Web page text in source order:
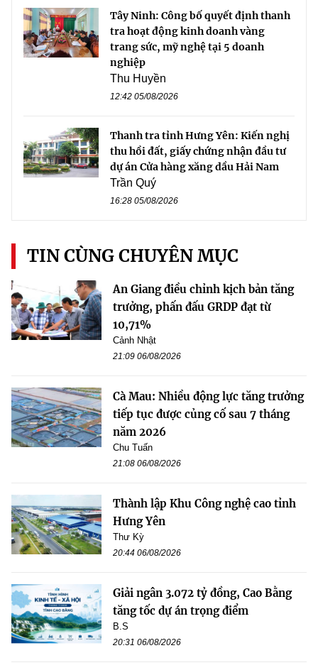
Tây Ninh: Công bố quyết định thanh
tra hoạt động kinh doanh vàng
trang sức, mỹ nghệ tại 5 doanh
nghiệp
Thu Huyền
12:42 05/08/2026
Thanh tra tỉnh Hưng Yên: Kiến nghị
thu hồi đất, giấy chứng nhận đầu tư
dự án Cửa hàng xăng dầu Hải Nam
Trần Quý
16:28 05/08/2026
TIN CÙNG CHUYÊN MỤC
An Giang điều chỉnh kịch bản tăng
trưởng, phấn đấu GRDP đạt từ
10,71%
Cảnh Nhật
21:09 06/08/2026
Cà Mau: Nhiều động lực tăng trưởng
tiếp tục được củng cố sau 7 tháng
năm 2026
Chu Tuấn
21:08 06/08/2026
Thành lập Khu Công nghệ cao tỉnh
Hưng Yên
Thư Kỳ
20:44 06/08/2026
Giải ngân 3.072 tỷ đồng, Cao Bằng
tăng tốc dự án trọng điểm
B.S
20:31 06/08/2026